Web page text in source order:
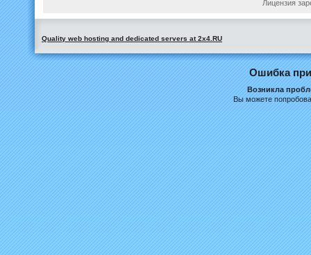
Лицензия
Quality web hosting and dedicated servers at 2x4.RU
Ошибка при
Возникла
Вы можете